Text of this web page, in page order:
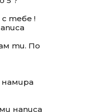
тебе !
ти. По
намира
написа